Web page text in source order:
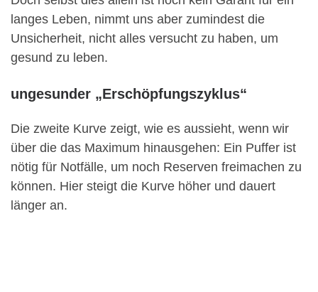
langes Leben, nimmt uns aber zumindest die
Unsicherheit, nicht alles versucht zu haben, um
gesund zu leben.
ungesunder „Erschöpfungszyklus“
Die zweite Kurve zeigt, wie es aussieht, wenn wir
über die das Maximum hinausgehen: Ein Puffer ist
nötig für Notfälle, um noch Reserven freimachen zu
können. Hier steigt die Kurve höher und dauert
länger an.